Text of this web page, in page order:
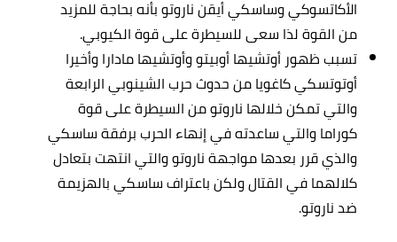
الأكاتسوكي وساسكي أيقن ناروتو بأنه بحاجة للمزيد
من القوة لذا سعى للسيطرة على قوة الكيوبي.
تسبب ظهور أوتشيها أوبيتو وأوتشيها مادارا وأخيرا
أوتوتسكي كاغويا من حدوث حرب الشينوبي الرابعة
والتي تمكن خلالها ناروتو من السيطرة على قوة
كوراما والتي ساعدته في إنهاء الحرب برفقة ساسكي
والذي قرر بعدها مواجهة ناروتو والتي انتهت بتعادل
كلالهما في القتال ولكن باعتراف ساسكي بالهزيمة
ضد ناروتو.